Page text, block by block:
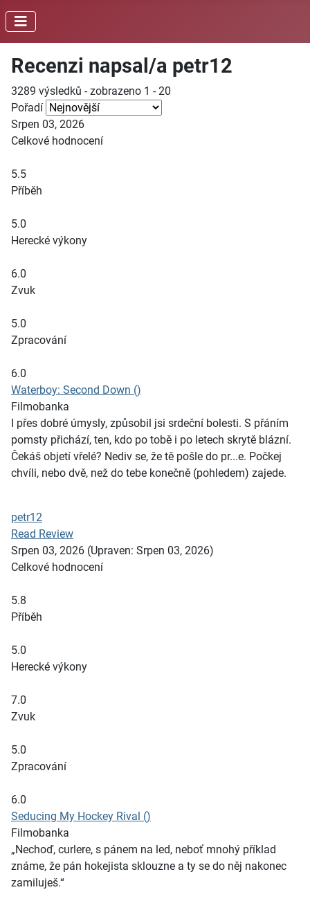
Recenzi napsal/a petr12
3289 výsledků - zobrazeno 1 - 20
Pořadí
Srpen 03, 2026
Celkové hodnocení
5.5
Příběh
5.0
Herecké výkony
6.0
Zvuk
5.0
Zpracování
6.0
Waterboy: Second Down ()
Filmobanka
I přes dobré úmysly, způsobil jsi srdeční bolesti. S přáním
pomsty přichází, ten, kdo po tobě i po letech skrytě blázní.
Čekáš objetí vřelé? Nediv se, že tě pošle do pr...e. Počkej
chvíli, nebo dvě, než do tebe konečně (pohledem) zajede.
petr12
Read Review
Srpen 03, 2026 (Upraven: Srpen 03, 2026)
Celkové hodnocení
5.8
Příběh
5.0
Herecké výkony
7.0
Zvuk
5.0
Zpracování
6.0
Seducing My Hockey Rival ()
Filmobanka
„Nechoď, curlere, s pánem na led, neboť mnohý příklad
známe, že pán hokejista sklouzne a ty se do něj nakonec
zamiluješ.“